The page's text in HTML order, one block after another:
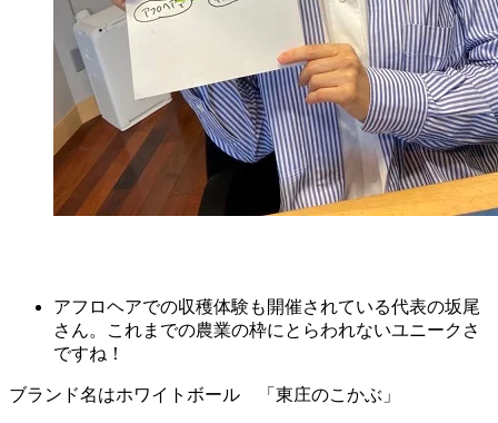
アフロヘアでの収穫体験も開催されている代表の坂尾
さん。これまでの農業の枠にとらわれないユニークさ
ですね！
ブランド名はホワイトボール 「東庄のこかぶ」